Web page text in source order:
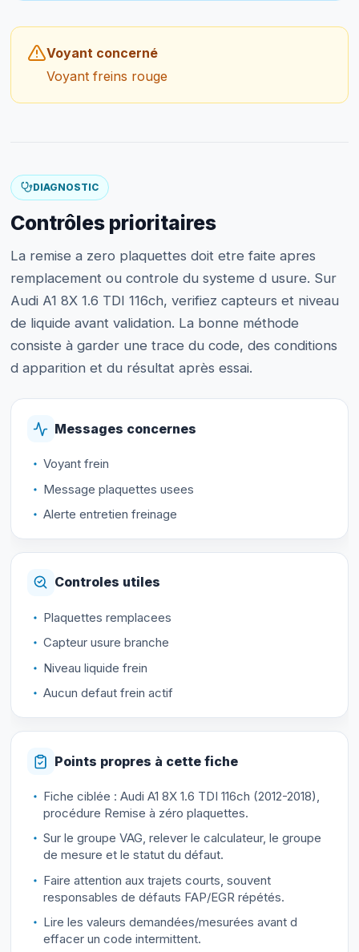
Voyant concerné
Voyant freins rouge
DIAGNOSTIC
Contrôles prioritaires
La remise a zero plaquettes doit etre faite apres
remplacement ou controle du systeme d usure. Sur
Audi A1 8X 1.6 TDI 116ch, verifiez capteurs et niveau
de liquide avant validation. La bonne méthode
consiste à garder une trace du code, des conditions
d apparition et du résultat après essai.
Messages concernes
Voyant frein
Message plaquettes usees
Alerte entretien freinage
Controles utiles
Plaquettes remplacees
Capteur usure branche
Niveau liquide frein
Aucun defaut frein actif
Points propres à cette fiche
Fiche ciblée : Audi A1 8X 1.6 TDI 116ch (2012-2018),
procédure Remise à zéro plaquettes.
Sur le groupe VAG, relever le calculateur, le groupe
de mesure et le statut du défaut.
Faire attention aux trajets courts, souvent
responsables de défauts FAP/EGR répétés.
Lire les valeurs demandées/mesurées avant d
effacer un code intermittent.